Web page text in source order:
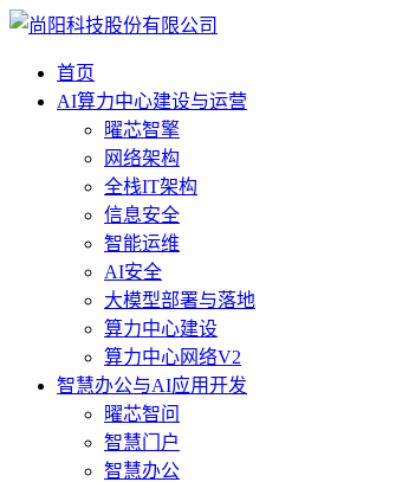
首页
AI算力中心建设与运营
曜芯智擎
网络架构
全栈IT架构
信息安全
智能运维
AI安全
大模型部署与落地
算力中心建设
算力中心网络V2
智慧办公与AI应用开发
曜芯智问
智慧门户
智慧办公